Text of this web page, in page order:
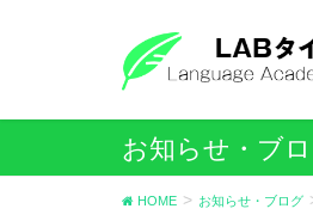
お知らせ・ブ
HOME お知らせ・ブログ